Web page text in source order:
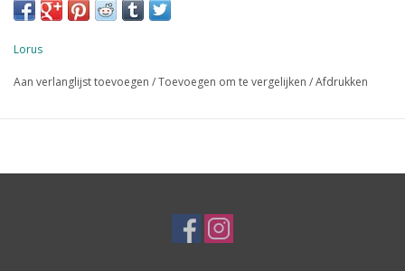
Lorus
Aan verlanglijst toevoegen /Toevoegen om te vergelijken /Afdrukken